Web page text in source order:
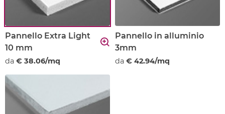
Pannello Extra Light
10 mm
da € 38.06/mq
Pannello in alluminio
3mm
da € 42.94/mq